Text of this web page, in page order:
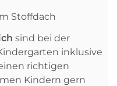
Stoffdach
sind bei der
inklusive
richtigen
Kindern gern